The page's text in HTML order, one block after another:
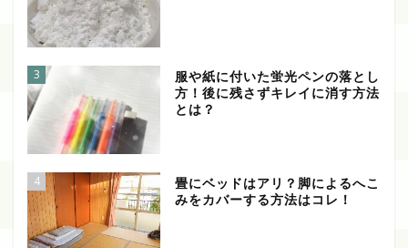
3
服や紙に付いた蛍光ペンの落とし
方！後に残さずキレイに消す方法
とは？
4
畳にベッドはアリ？脚によるへこ
みをカバーする方法はコレ！